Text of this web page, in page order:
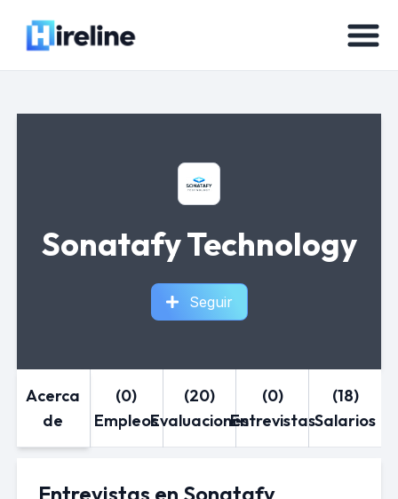
Sonatafy Technology
Seguir
Acerca
de
(0)
Empleos
(20)
Evaluaciones
(0)
Entrevistas
(18)
Salarios
Entrevistas en Sonatafy